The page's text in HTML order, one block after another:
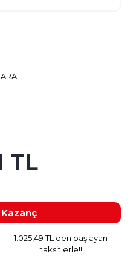
TL
Kazanç
1.025,49 TL den başlayan
taksitlerle!!